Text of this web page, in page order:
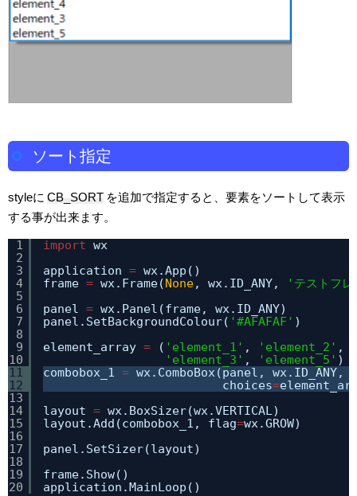
ソート指定
styleに CB_SORT を追加で指定すると、要素をソートして表示
する事が出来ます。
1
2
3
4
5
6
7
8
9
10
11
12
13
14
15
16
17
18
19
20
import wx
application = wx.App()
frame = wx.Frame(None, wx.ID_ANY,
'テストフ
panel = wx.Panel(frame, wx.ID_ANY)
panel.SetBackgroundColour( '#AFAFAF' )
element_array = ( 'element_1' , 'element_2' ,
'element_3' , 'element_5' )
combobox_1 = wx.ComboBox(panel, wx.ID_ANY,
choices=
layout = wx.BoxSizer(wx.VERTICAL)
layout.Add(combobox_1, flag=wx.GROW)
panel.SetSizer(layout)
frame.Show()
application.MainLoop()